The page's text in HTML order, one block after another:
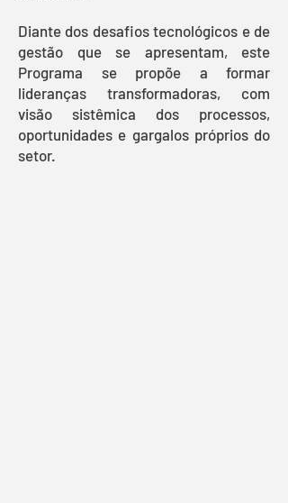
Diante dos desafios tecnológicos e de
gestão que se apresentam, este
Programa se propõe a formar
lideranças transformadoras, com
visão sistêmica dos processos,
oportunidades e gargalos próprios do
setor.